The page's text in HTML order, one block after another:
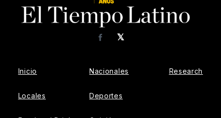
𝕏
Facebook
Inicio
Locales
Nacionales
Deportes
Research